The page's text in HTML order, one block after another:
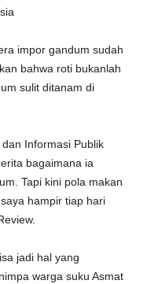
impor gandum sudah
bahwa roti bukanlah
sulit ditanam di
Informasi Publik
bagaimana ia
Tapi kini pola makan
hampir tiap hari
jadi hal yang
warga suku Asmat